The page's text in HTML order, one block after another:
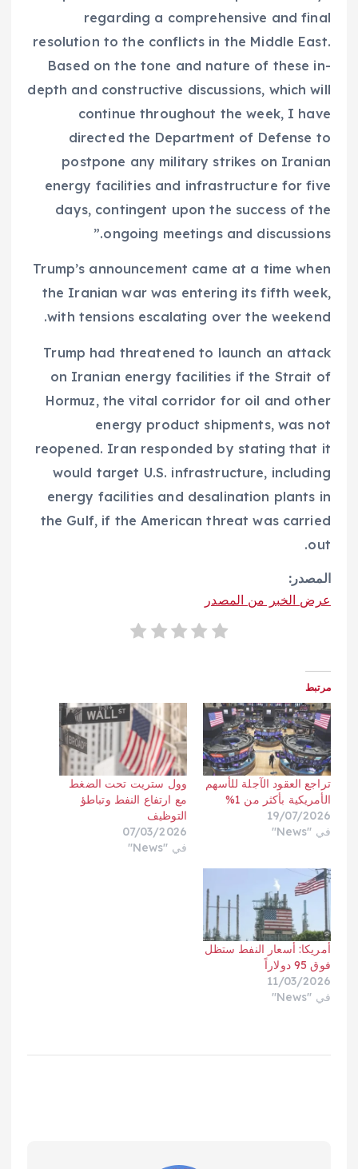
regarding a comprehensive and final
resolution to the conflicts in the Middle East.
Based on the tone and nature of these in-
depth and constructive discussions, which will
continue throughout the week, I have
directed the Department of Defense to
postpone any military strikes on Iranian
energy facilities and infrastructure for five
days, contingent upon the success of the
ongoing meetings and discussions.”
Trump’s announcement came at a time when
the Iranian war was entering its fifth week,
with tensions escalating over the weekend.
Trump had threatened to launch an attack
on Iranian energy facilities if the Strait of
Hormuz, the vital corridor for oil and other
energy product shipments, was not
reopened. Iran responded by stating that it
would target U.S. infrastructure, including
energy facilities and desalination plants in
the Gulf, if the American threat was carried
out.
المصدر:
عرض الخبر من المصدر
مرتبط
تراجع العقود الآجلة للأسهم
الأمريكية بأكثر من 1%
19/07/2026
في "News"
وول ستريت تحت الضغط
مع ارتفاع النفط وتباطؤ
التوظيف
07/03/2026
في "News"
أمريكا: أسعار النفط ستظل
فوق 95 دولاراً
11/03/2026
في "News"